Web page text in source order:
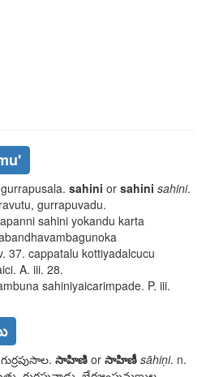
gurrapusala. sahini or sahini sahini.
ravutu, gurrapuvadu.
sahini yokandu karta
37. cappatalu kottiyadalcucu
. A. iii. 28.
sahiniyaicarimpade. P. iii.
గుర్రపుసాల. సాహిణి or సాహిణీ sāhiṇi. n.